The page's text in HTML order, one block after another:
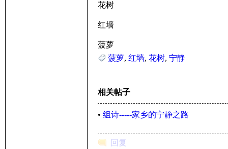
花树
红墙
菠萝
菠萝, 红墙, 花树, 宁静
相关帖子
• 组诗-----家乡的宁静之路
回复